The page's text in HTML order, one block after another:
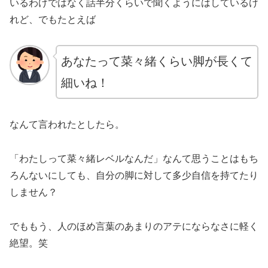
いるわけではなく話半分くらいで聞くようにはしているけ
れど、でもたとえば
あなたって菜々緒くらい脚が長くて
細いね！
なんて言われたとしたら。
「わたしって菜々緒レベルなんだ」なんて思うことはもち
ろんないにしても、自分の脚に対して多少自信を持てたり
しません？
でももう、人のほめ言葉のあまりのアテにならなさに軽く
絶望。笑